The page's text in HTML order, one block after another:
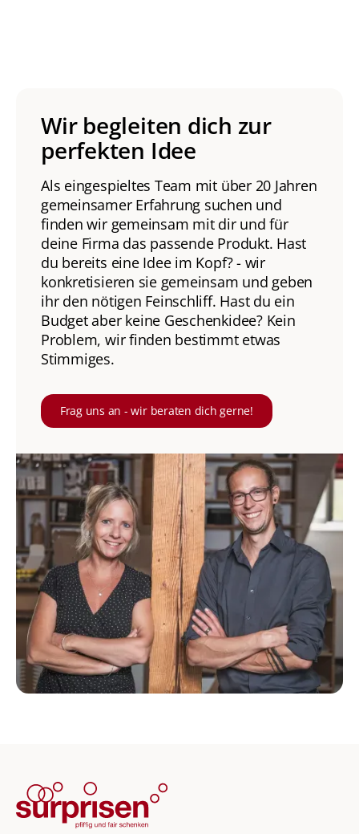
Wir begleiten dich zur
perfekten Idee
Als eingespieltes Team mit über 20 Jahren
gemeinsamer Erfahrung suchen und
finden wir gemeinsam mit dir und für
deine Firma das passende Produkt. Hast
du bereits eine Idee im Kopf? - wir
konkretisieren sie gemeinsam und geben
ihr den nötigen Feinschliff. Hast du ein
Budget aber keine Geschenkidee? Kein
Problem, wir finden bestimmt etwas
Stimmiges.
Frag uns an - wir beraten dich gerne!